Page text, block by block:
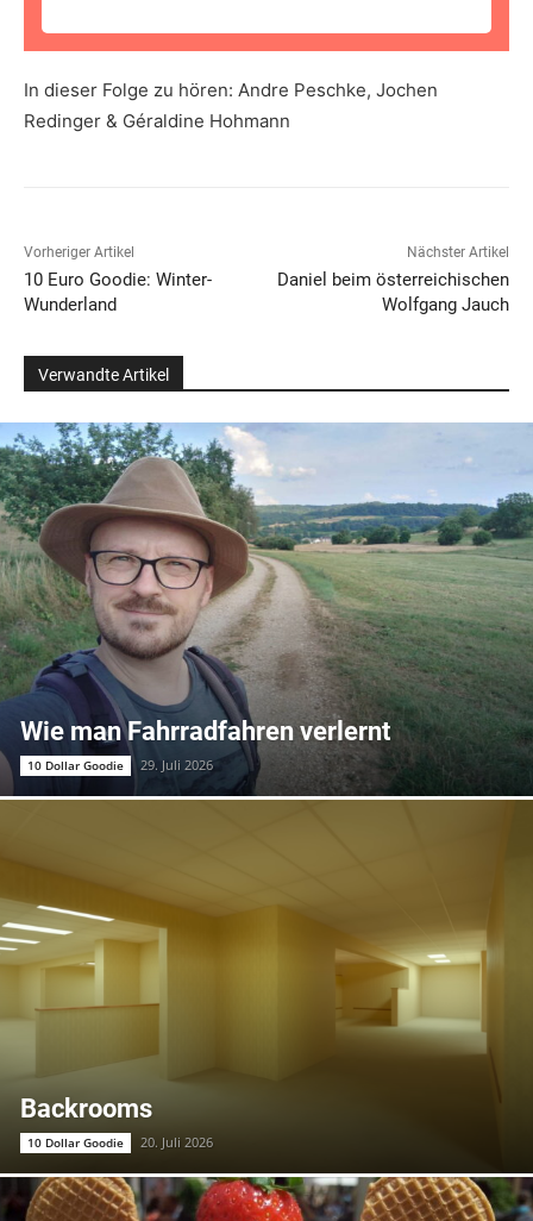
In dieser Folge zu hören: Andre Peschke, Jochen
Redinger & Géraldine Hohmann
Vorheriger Artikel
10 Euro Goodie: Winter-
Wunderland
Nächster Artikel
Daniel beim österreichischen
Wolfgang Jauch
Verwandte Artikel
Wie man Fahrradfahren verlernt
10 Dollar Goodie 29. Juli 2026
Backrooms
10 Dollar Goodie 20. Juli 2026